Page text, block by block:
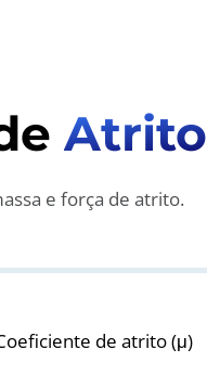
Atrito
e força de atrito.
de atrito (μ)